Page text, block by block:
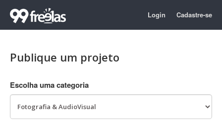
Login Cadastre-se
Publique um projeto
Escolha uma categoria